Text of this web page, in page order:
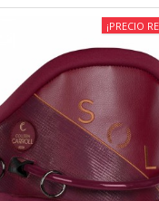
¡PRECIO